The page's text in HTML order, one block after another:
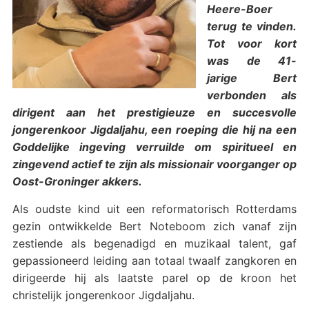
Heere-Boer
terug te vinden.
Tot voor kort
was de 41-
jarige Bert
verbonden als
dirigent aan het prestigieuze en succesvolle
jongerenkoor Jigdaljahu, een roeping die hij na een
Goddelijke ingeving verruilde om spiritueel en
zingevend actief te zijn als missionair voorganger op
Oost-Groninger akkers.
Als oudste kind uit een reformatorisch Rotterdams
gezin ontwikkelde Bert Noteboom zich vanaf zijn
zestiende als begenadigd en muzikaal talent, gaf
gepassioneerd leiding aan totaal twaalf zangkoren en
dirigeerde hij als laatste parel op de kroon het
christelijk jongerenkoor Jigdaljahu.